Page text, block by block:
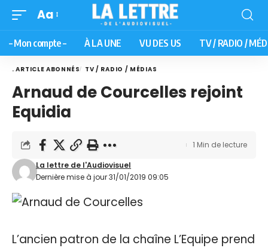
Aa
– Mon compte – À LA UNE VU DES US TV / RADIO /
. ARTICLE ABONNÉS TV / RADIO / MÉDIAS
Arnaud de Courcelles rejoint
Equidia
Dernière mise à jour 31/01/2019 09:05
La lettre de l'Audiovisuel
1 Min de lecture
L’ancien patron de la chaîne L’Equipe prend